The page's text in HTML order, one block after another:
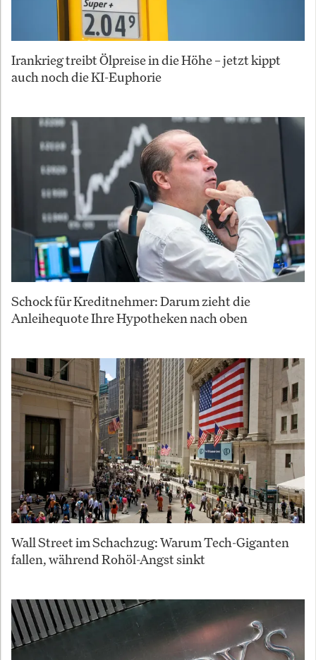
Irankrieg treibt Ölpreise in die Höhe – jetzt kippt
auch noch die KI-Euphorie
Schock für Kreditnehmer: Darum zieht die
Anleihequote Ihre Hypotheken nach oben
Wall Street im Schachzug: Warum Tech-Giganten
fallen, während Rohöl-Angst sinkt